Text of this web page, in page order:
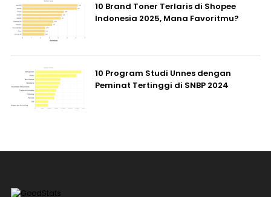
10 Brand Toner Terlaris di Shopee
Indonesia 2025, Mana Favoritmu?
10 Program Studi Unnes dengan
Peminat Tertinggi di SNBP 2024